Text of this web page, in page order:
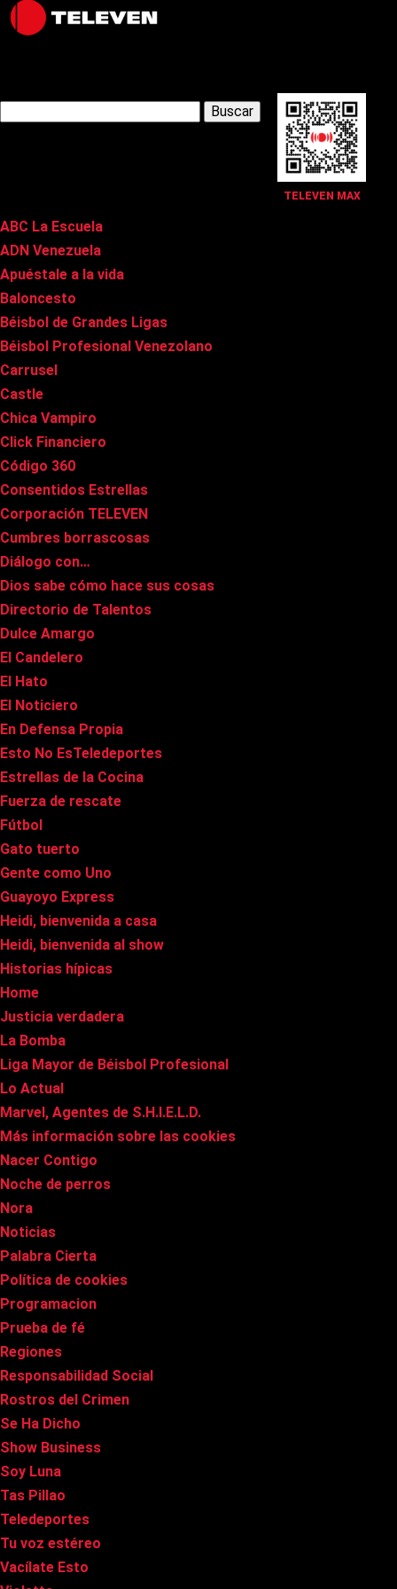
TELEVEN MAX
Latest Posts
ABC La Escuela
ADN Venezuela
Apuéstale a la vida
Baloncesto
Béisbol de Grandes Ligas
Béisbol Profesional Venezolano
Carrusel
Castle
Chica Vampiro
Click Financiero
Código 360
Consentidos Estrellas
Corporación TELEVEN
Cumbres borrascosas
Diálogo con…
Dios sabe cómo hace sus cosas
Directorio de Talentos
Dulce Amargo
El Candelero
El Hato
El Noticiero
En Defensa Propia
Esto No EsTeledeportes
Estrellas de la Cocina
Fuerza de rescate
Fútbol
Gato tuerto
Gente como Uno
Guayoyo Express
Heidi, bienvenida a casa
Heidi, bienvenida al show
Historias hípicas
Home
Justicia verdadera
La Bomba
Liga Mayor de Béisbol Profesional
Lo Actual
Marvel, Agentes de S.H.I.E.L.D.
Más información sobre las cookies
Nacer Contigo
Noche de perros
Nora
Noticias
Palabra Cierta
Política de cookies
Programacion
Prueba de fé
Regiones
Responsabilidad Social
Rostros del Crimen
Se Ha Dicho
Show Business
Soy Luna
Tas Pillao
Teledeportes
Tu voz estéreo
Vacílate Esto